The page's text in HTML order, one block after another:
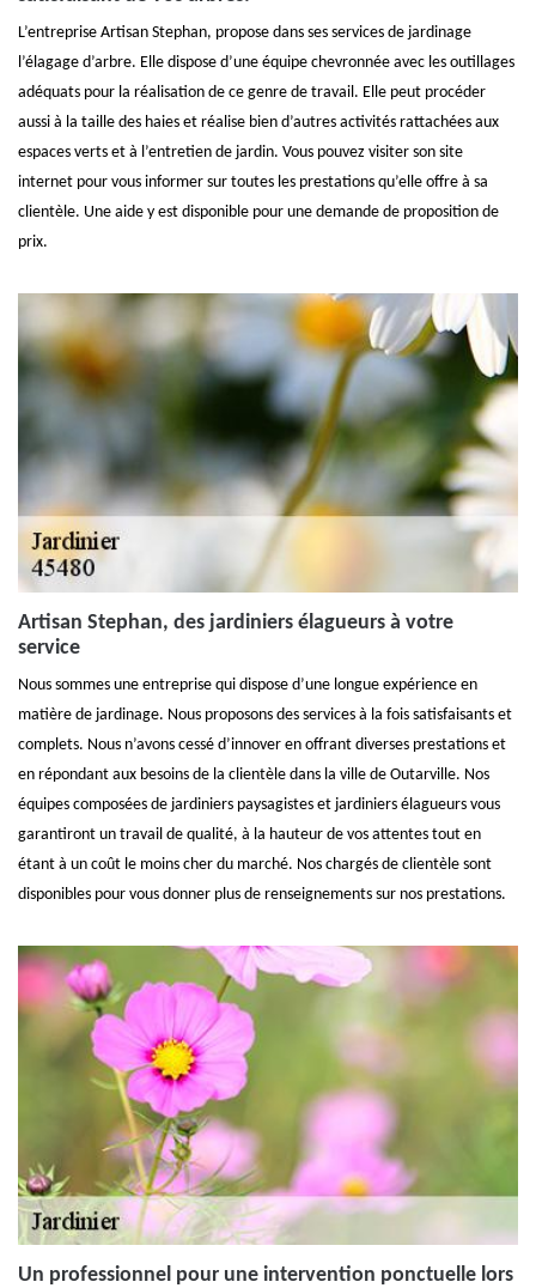
L’entreprise Artisan Stephan, propose dans ses services de jardinage
l’élagage d’arbre. Elle dispose d’une équipe chevronnée avec les outillages
adéquats pour la réalisation de ce genre de travail. Elle peut procéder
aussi à la taille des haies et réalise bien d’autres activités rattachées aux
espaces verts et à l’entretien de jardin. Vous pouvez visiter son site
internet pour vous informer sur toutes les prestations qu’elle offre à sa
clientèle. Une aide y est disponible pour une demande de proposition de
prix.
Artisan Stephan, des jardiniers élagueurs à votre
service
Nous sommes une entreprise qui dispose d’une longue expérience en
matière de jardinage. Nous proposons des services à la fois satisfaisants et
complets. Nous n’avons cessé d’innover en offrant diverses prestations et
en répondant aux besoins de la clientèle dans la ville de Outarville. Nos
équipes composées de jardiniers paysagistes et jardiniers élagueurs vous
garantiront un travail de qualité, à la hauteur de vos attentes tout en
étant à un coût le moins cher du marché. Nos chargés de clientèle sont
disponibles pour vous donner plus de renseignements sur nos prestations.
Un professionnel pour une intervention ponctuelle lors